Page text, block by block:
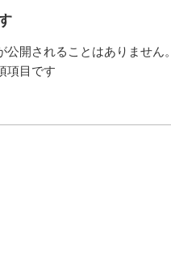
公開されることはありません。
項目です